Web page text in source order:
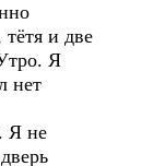
и две
Я
нет
Я не